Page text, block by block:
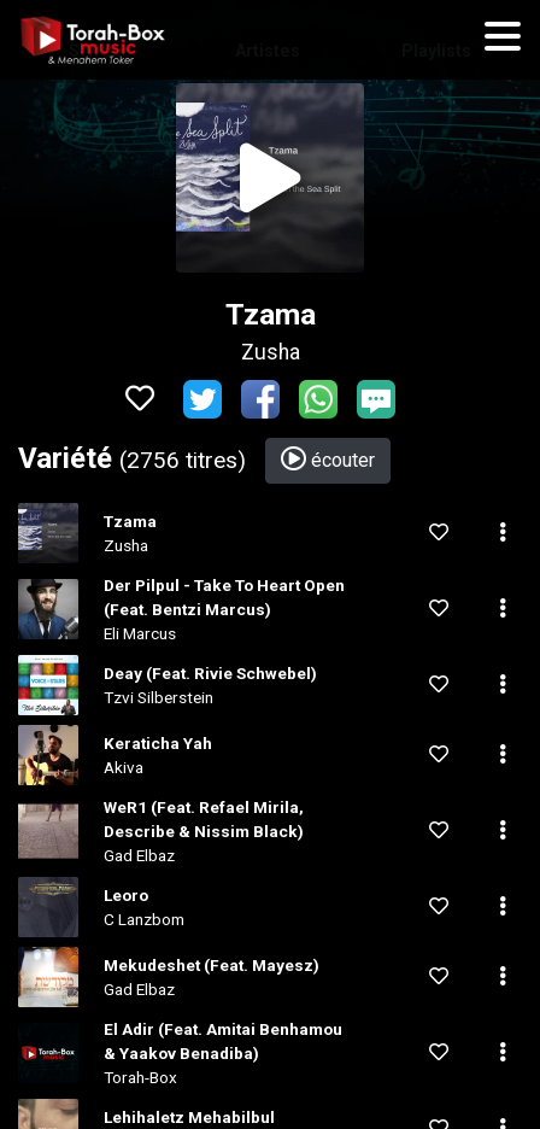
Styles
Tzama
Zusha
Variété (2756 titres) écouter
Tzama
Zusha
Der Pilpul - Take To Heart Open
(Feat. Bentzi Marcus)
Eli Marcus
Deay (Feat. Rivie Schwebel)
Tzvi Silberstein
Keraticha Yah
Akiva
WeR1 (Feat. Refael Mirila,
Describe & Nissim Black)
Gad Elbaz
Leoro
C Lanzbom
Mekudeshet (Feat. Mayesz)
Gad Elbaz
El Adir (Feat. Amitai Benhamou
& Yaakov Benadiba)
Torah-Box
Lehihaletz Mehabilbul